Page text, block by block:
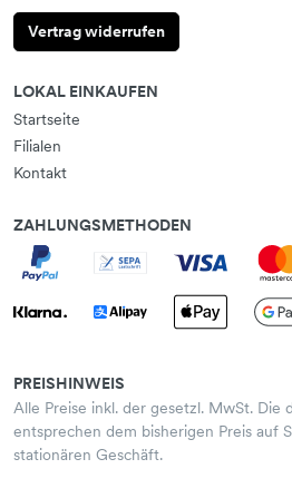
Vertrag widerrufen
LOKAL EINKAUFEN
Startseite
Filialen
Kontakt
ZAHLUNGSMETHODEN
PREISHINWEIS
Alle Preise inkl. der gesetzl. MwSt. Die
entsprechen dem bisherigen Preis auf
stationären Geschäft.